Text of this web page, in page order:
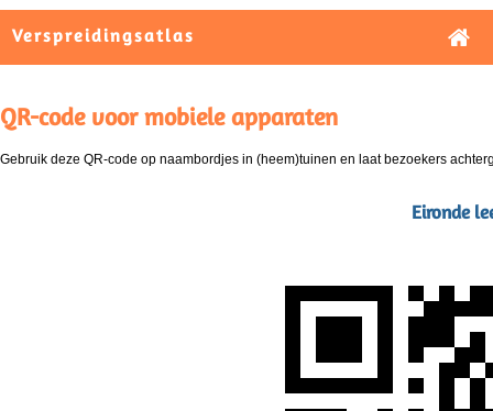
Verspreidingsatlas
QR-code voor mobiele apparaten
Gebruik deze QR-code op naambordjes in (heem)tuinen en laat bezoekers
Eironde